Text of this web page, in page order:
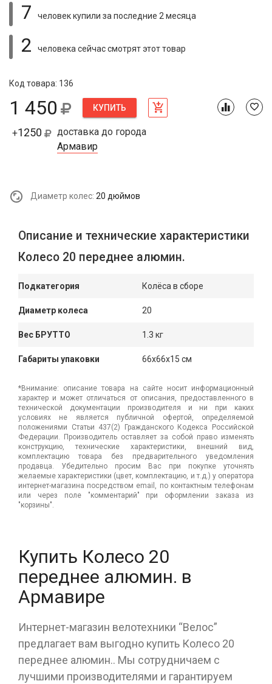
7 человек купили за последние 2 месяца
2 человека сейчас смотрятэтот товар
Код товара: 136
1 450 КУПИТЬ
+1250
доставка до города
Армавир
Диаметр колес: 20 дюймов
Описание и технические характеристики
Колесо 20 переднее алюмин.
Подкатегория Колёса в сборе
Диаметр колеса 20
Вес БРУТТО 1.3 кг
Габариты упаковки 66x66x15 см
*Внимание: описание товара на сайте носит информационный
характер и может отличаться от описания, предоставленного в
технической документации производителя и ни при каких
условиях не является публичной офертой, определяемой
положениями Статьи 437(2) Гражданского Кодекса Российской
Федерации. Производитель оставляет за собой право изменять
конструкцию, технические характеристики, внешний вид,
комплектацию товара без предварительного уведомления
продавца. Убедительно просим Вас при покупке уточнять
желаемые характеристики (цвет, комплектацию, и т.д.) у оператора
интернет-магазина посредством email, по контактным телефонам
или через поле "комментарий" при оформлении заказа из
"корзины".
Купить Колесо 20
переднее алюмин. в
Армавире
Интернет-магазин велотехники “Велос”
предлагает вам выгодно купить Колесо 20
переднее алюмин.. Мы сотрудничаем с
лучшими производителями и гарантируем